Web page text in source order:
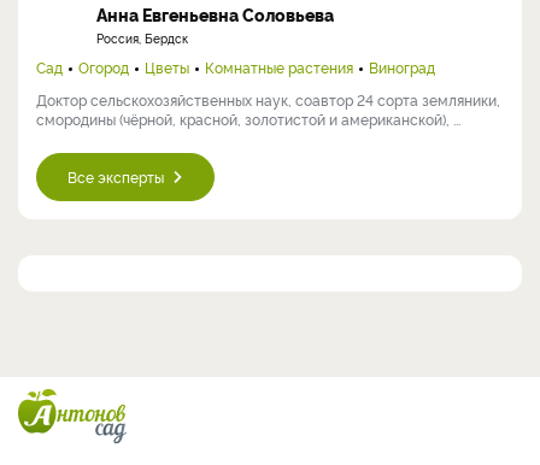
Анна Евгеньевна Соловьева
Россия, Бердск
Сад Огород Цветы Комнатные растения
Виноград
Доктор сельскохозяйственных наук, соавтор 24 сорта земляники,
смородины (чёрной, красной, золотистой и американской), ...
Все эксперты